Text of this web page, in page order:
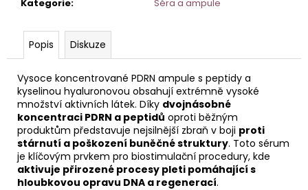
Kategorie: Séra a ampule
Popis Diskuze
Vysoce koncentrované PDRN ampule s peptidy a
kyselinou hyaluronovou obsahují extrémně vysoké
množství aktivních látek. Díky dvojnásobné
koncentraci PDRN a peptidů oproti běžným
produktům představuje nejsilnější zbraň v boji proti
stárnutí a poškození buněčné struktury. Toto sérum
je klíčovým prvkem pro biostimulační procedury, kde
aktivuje přirozené procesy pleti pomáhající s
hloubkovou opravu DNA a regenerací.
e
ČISTÍCÍ
MLÉKO
S
EXTRAKTEM
Z
BAVLNY
50
ML